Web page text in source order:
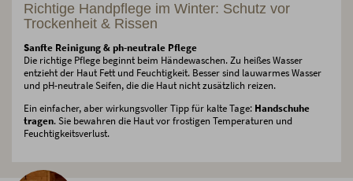
Richtige Handpflege im Winter: Schutz vor
Trockenheit & Rissen
Sanfte Reinigung & ph-neutrale Pflege
Die richtige Pflege beginnt beim Händewaschen. Zu heißes Wasser
entzieht der Haut Fett und Feuchtigkeit. Besser sind lauwarmes Wasser
und pH-neutrale Seifen, die die Haut nicht zusätzlich reizen.
Ein einfacher, aber wirkungsvoller Tipp für kalte Tage: Handschuhe
tragen. Sie bewahren die Haut vor frostigen Temperaturen und
Feuchtigkeitsverlust.